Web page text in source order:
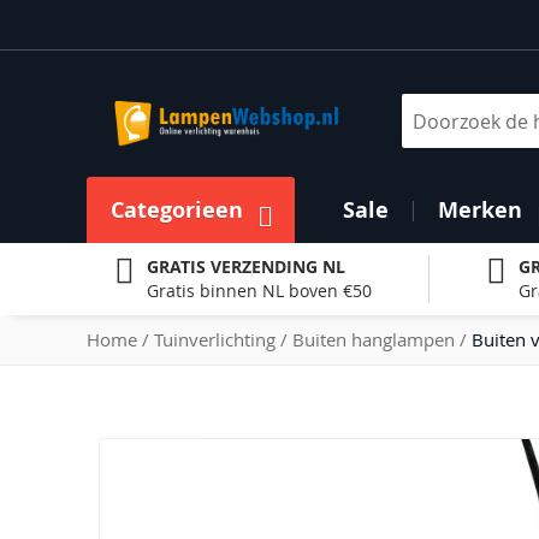
naar
inhoud
Categorieen Sale Merken
GRATIS VERZENDING NL
Gratis binnen NL boven €50
Home Tuinverlichting Buiten hanglampen Buiten